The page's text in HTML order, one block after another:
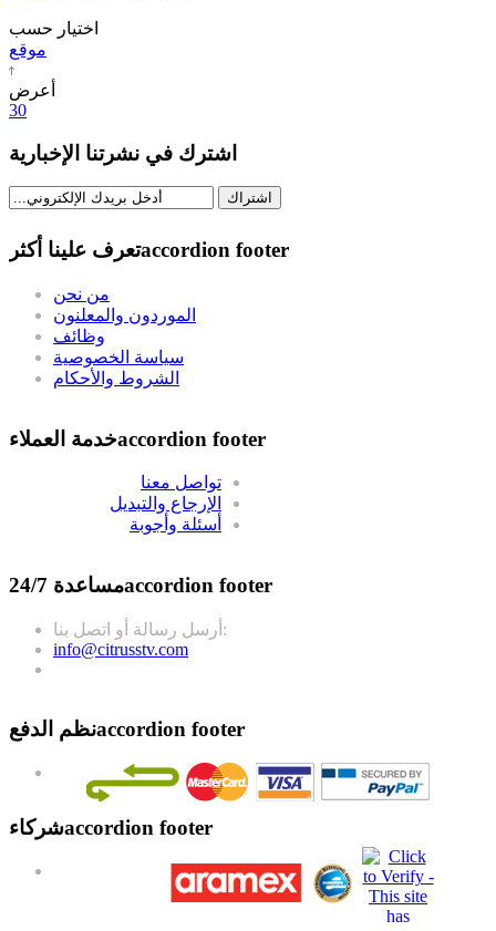
اختيار حسب
موقع
أعرض
30
اشترك في نشرتنا الإخبارية
اشتراك
تعرف علينا أكثرaccordion footer
من نحن
الموردون والمعلنون
وظائف
سياسة الخصوصية
الشروط والأحكام
خدمة العملاءaccordion footer
تواصل معنا
الإرجاع والتبديل
أسئلة وأجوبة
مساعدة 24/7accordion footer
أرسل رسالة أو اتصل بنا:
info@citrusstv.com
نظم الدفعaccordion footer
شركاءaccordion footer